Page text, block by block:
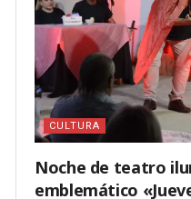
CULTURA
Noche de teatro
emblemático